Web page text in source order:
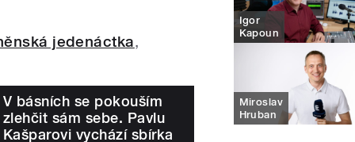
jedenáctka,
V básních se pokouším
zlehčit sám sebe. Pavlu
Kašparovi vychází sbírka
Igor
Kapoun
Miroslav
Hruban